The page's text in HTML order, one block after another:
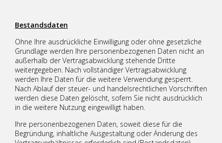
Bestandsdaten
Ohne Ihre ausdrückliche Einwilligung oder ohne gesetzliche
Grundlage werden Ihre personenbezogenen Daten nicht an
außerhalb der Vertragsabwicklung stehende Dritte
weitergegeben. Nach vollständiger Vertragsabwicklung
werden Ihre Daten für die weitere Verwendung gesperrt.
Nach Ablauf der steuer- und handelsrechtlichen Vorschriften
werden diese Daten gelöscht, sofern Sie nicht ausdrücklich
in die weitere Nutzung eingewilligt haben.
Ihre personenbezogenen Daten, soweit diese für die
Begründung, inhaltliche Ausgestaltung oder Änderung des